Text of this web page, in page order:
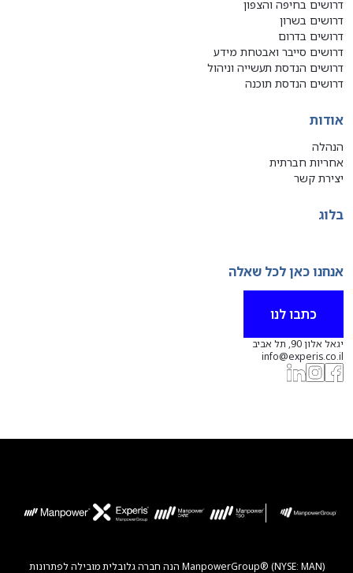
דרושים בחיפה והצפון
דרושים בשרון
דרושים בדרום
דרושים סייבר ואבטחת מידע
דרושים הנדסת תעשייה וניהול
דרושים הנדסת תוכנה
אודות
הנהלה
אחריות חברתית
יצירת קשר
בלוג
אנחנו כאן לכל שאלה
כתבו לנו
יגאל אלון 90, תל אביב
info@experis.co.il
ManpowerGroup® (NYSE: MAN) הנה חברה גלובלית מובילה לפתרונות